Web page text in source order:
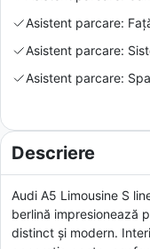
Asistent parcare:
Asistent parcare:
Asistent parcare:
Descriere
Audi A5 Limousine S
berlină impresionează
distinct și modern.